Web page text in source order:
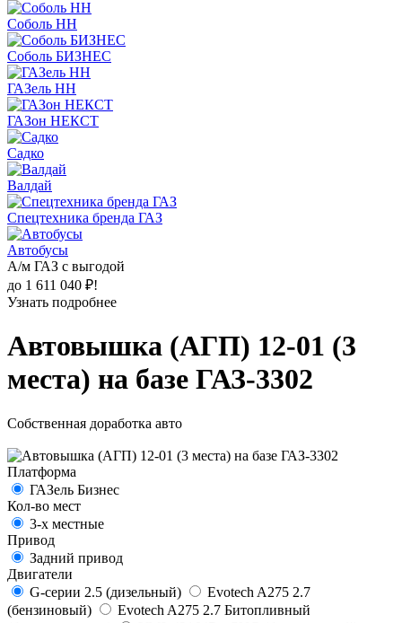
Соболь НН
Соболь БИЗНЕС
ГАЗель НН
ГАЗон НЕКСТ
Садко
Валдай
Спецтехника бренда ГАЗ
Автобусы
А/м ГАЗ с выгодой
до 1 611 040 ₽!
Узнать подробнее
Автовышка (АГП) 12-01 (3
места) на базе ГАЗ-3302
Собственная доработка авто
Платформа
ГАЗель Бизнес
Кол-во мест
3-х местные
Привод
Задний привод
Двигатели
G-серии 2.5 (дизельный)
Evotech A275 2.7
(бензиновый)
Evotech A275 2.7 Битопливный